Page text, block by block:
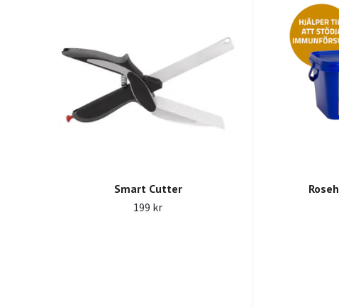
Smart Cutter
199 kr